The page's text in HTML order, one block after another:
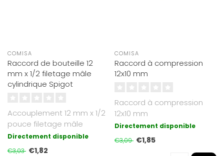
COMISA
Raccord de bouteille 12
mm x 1/2 filetage mâle
cylindrique Spigot
Accouplement 12 mm x 1/2
pouce filetage mâle
cylindrique
Directement disponible
€3,03 €1,82
COMISA
Raccord à compression
12x10 mm
Raccord à compression
12x10 mm
Directement disponible
€3,09 €1,85